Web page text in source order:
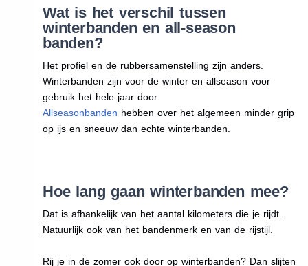
Wat is het verschil tussen
winterbanden en all-season
banden?
Het profiel en de rubbersamenstelling zijn anders.
Winterbanden zijn voor de winter en allseason voor
gebruik het hele jaar door.
Allseasonbanden hebben over het algemeen minder grip
op ijs en sneeuw dan echte winterbanden.
Hoe lang gaan winterbanden mee?
Dat is afhankelijk van het aantal kilometers die je rijdt.
Natuurlijk ook van het bandenmerk en van de rijstijl.
Rij je in de zomer ook door op winterbanden? Dan slijten